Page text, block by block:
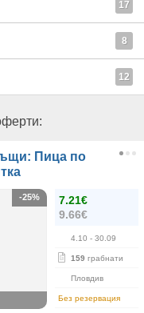
17
8
12
Пица по
7.21€
9.66€
4.10 - 30.09
159 грабнати
Пловдив
Без резервация
-25%